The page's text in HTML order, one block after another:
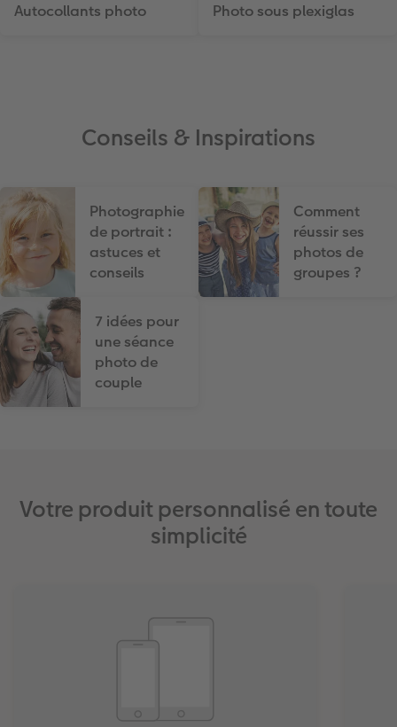
Autocollants photo Photo sous plexiglas
Conseils & Inspirations
Photographie
de portrait :
astuces et
conseils
Comment
réussir ses
photos de
groupes ?
7 idées pour
une séance
photo de
couple
Votre produit personnalisé en toute
simplicité